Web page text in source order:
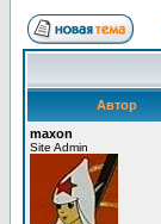
Автор
maxon
Site Admin